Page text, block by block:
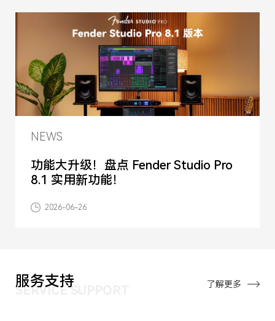
NEWS
功能大升级！盘点 Fender Studio Pro
8.1 实用新功能！
2026-06-26
服务支持
SERVICE SUPPORT 了解更多